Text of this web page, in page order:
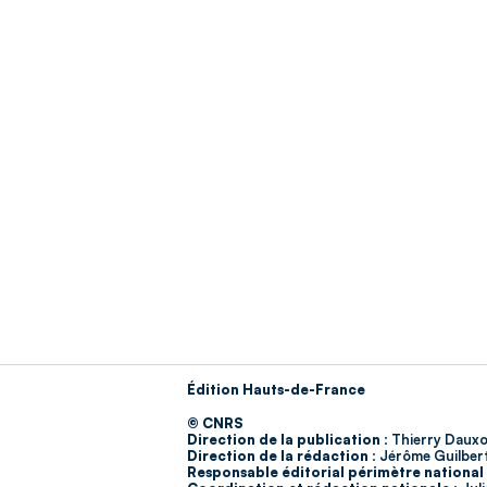
Édition Hauts-de-France
© CNRS
Direction de la publication : Thierry
Direction de la rédaction : Jérôme
Responsable éditorial périmètre national